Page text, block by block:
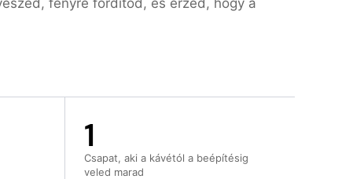
1
Csapat, aki a kávétól a beépítésig
veled marad